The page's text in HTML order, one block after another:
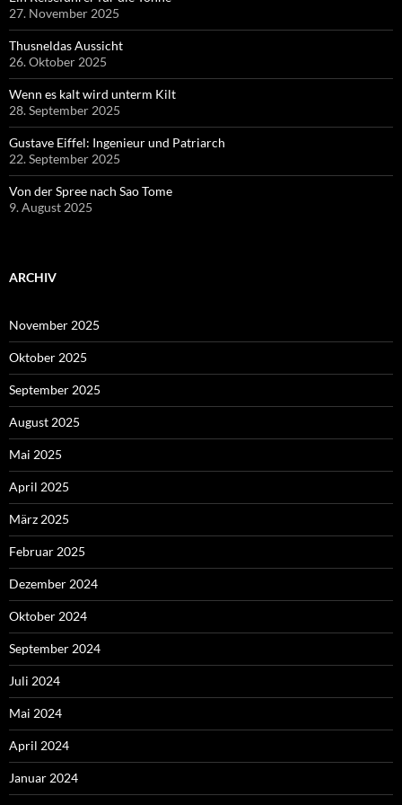
27. November 2025
Thusneldas Aussicht
26. Oktober 2025
Wenn es kalt wird unterm Kilt
28. September 2025
Gustave Eiffel: Ingenieur und Patriarch
22. September 2025
Von der Spree nach Sao Tome
9. August 2025
ARCHIV
November 2025
Oktober 2025
September 2025
August 2025
Mai 2025
April 2025
März 2025
Februar 2025
Dezember 2024
Oktober 2024
September 2024
Juli 2024
Mai 2024
April 2024
Januar 2024